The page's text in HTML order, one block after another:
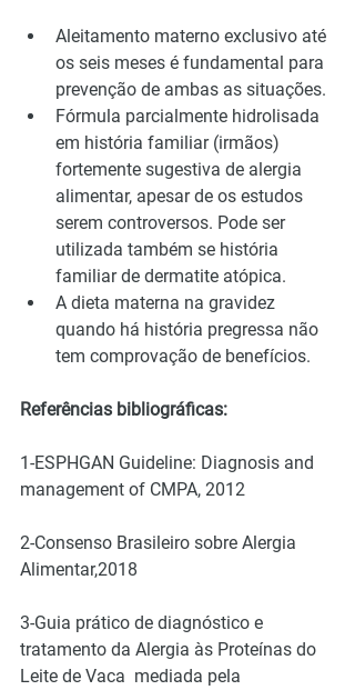
Aleitamento materno exclusivo até
os seis meses é fundamental para
prevenção de ambas as situações.
Fórmula parcialmente hidrolisada
em história familiar (irmãos)
fortemente sugestiva de alergia
alimentar, apesar de os estudos
serem controversos. Pode ser
utilizada também se história
familiar de dermatite atópica.
A dieta materna na gravidez
quando há história pregressa não
tem comprovação de benefícios.
Referências bibliográficas:
1-ESPHGAN Guideline: Diagnosis and
management of CMPA, 2012
2-Consenso Brasileiro sobre Alergia
Alimentar,2018
3-Guia prático de diagnóstico e
tratamento da Alergia às Proteínas do
Leite de Vaca  mediada pela